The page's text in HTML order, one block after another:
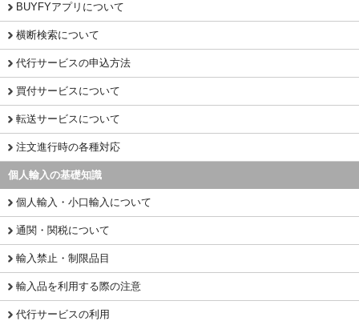
BUYFYアプリについて
横断検索について
代行サービスの申込方法
買付サービスについて
転送サービスについて
注文進行時の各種対応
個人輸入の基礎知識
個人輸入・小口輸入について
通関・関税について
輸入禁止・制限品目
輸入品を利用する際の注意
代行サービスの利用